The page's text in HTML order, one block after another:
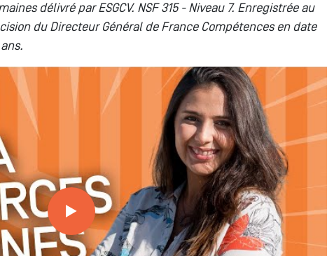
délivré par ESGCV. NSF 315 - Niveau 7. Enregistrée au
du Directeur Général de France Compétences en date
DES RESSOURCES HUMAINES